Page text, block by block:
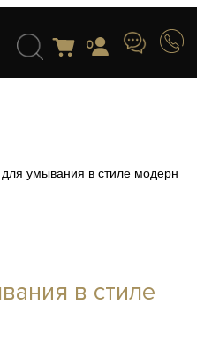
0
умывания в стиле модерн
в стиле